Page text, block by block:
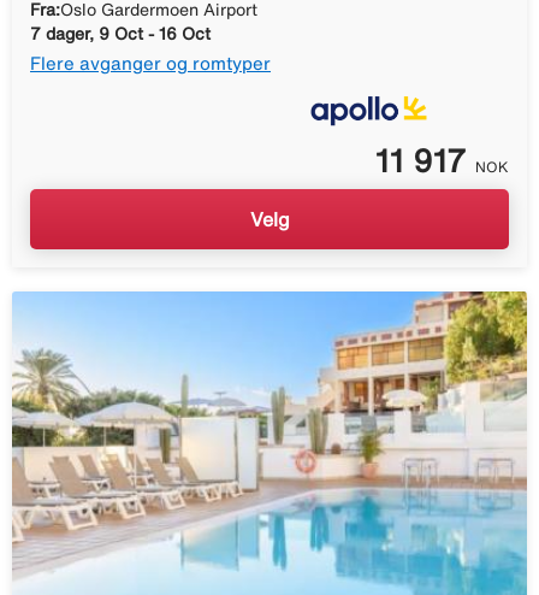
Fra:Oslo Gardermoen Airport
7 dager, 9 Oct - 16 Oct
Flere avganger og romtyper
11 917 NOK
Velg